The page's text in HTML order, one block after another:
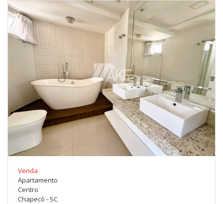
Venda
Apartamento
Centro
Chapecó - SC